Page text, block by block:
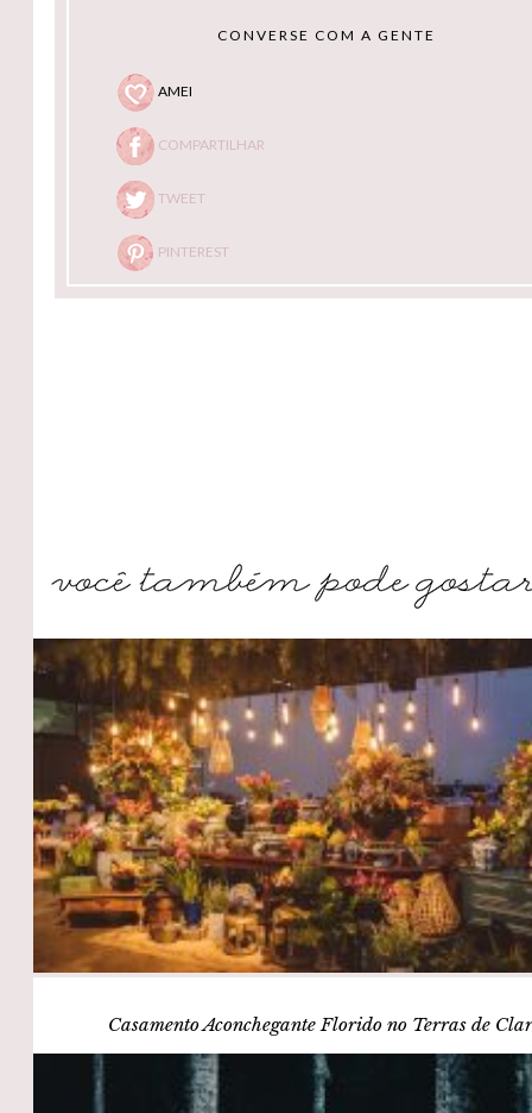
CONVERSE COM A GENTE
AMEI
COMPARTILHAR
TWEET
PINTEREST
Casamento Aconchegante Florido no Terras de